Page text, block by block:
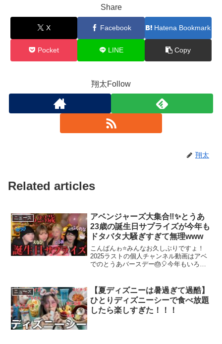
Share
X Facebook Hatena Bookmark
Pocket LINE Copy
翔太Follow
翔太
Related articles
ニュース
アベンジャーズ大集合‼️✨とうあ
23歳の誕生日サプライズが今年も
ドタバタ大騒ぎすぎて無理www
こんばんゎ⭐️みんなお久しぶりですょ！
2025ラストの個人チャンネル動画はアベ
でのとうあバースデー🎂🎈今年もいろん
@___2toua2___ @enapi.87 @mukuen...
ニュース
【夏ディズニーは暑過ぎて過酷】
ひとりディズニーシーで食べ放題
したら楽しすぎた！！！